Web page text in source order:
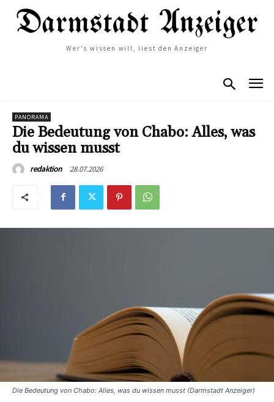
Wer's wissen will, liest den Anzeiger
PANORAMA
Die Bedeutung von Chabo: Alles, was
du wissen musst
redaktion 28.07.2026
Die Bedeutung von Chabo: Alles, was du wissen musst (Darmstadt Anzeiger)